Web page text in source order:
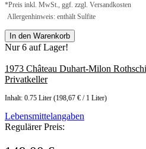
*Preis inkl. MwSt., ggf. zzgl. Versandkosten
Allergenhinweis: enthält Sulfite
In den Warenkorb
Nur 6 auf Lager!
1973 Château Duhart-Milon
Privatkeller
Inhalt: 0.75 Liter (198,67 € / 1 Liter)
Lebensmittelangaben
Regulärer Preis: